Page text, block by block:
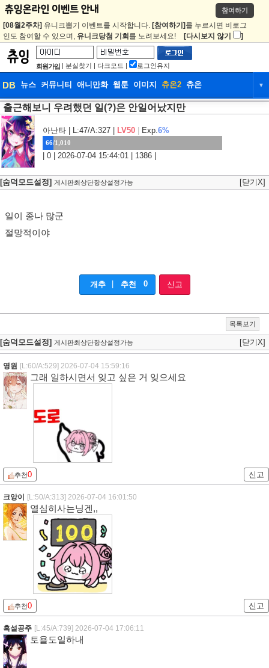
참여하기
[08월2주차] 유니크뽑기 이벤트를 시작합니다. [참여하기] 를 누르시면 비로그
인도 참여할 수 있으며, 유니크당첨 기회 를 노려보세요! [다시보지 않기 ]
회원가입 | 분실찾기 | 다크모드 | 로그인유지
DB 뉴스 커뮤니티 애니만화 웹툰 이미지 츄온2 츄온 ▼
DB 뉴스 커뮤니티
웹툰 이미지 츄온2
출근해보니 우려했던 일(?)은 안일어났지만
아난타 | L:47/A:327 | LV50 Exp.6%
66/1,010
| 0 | 2026-07-04 15:44:01 | 1386 |
[숨덕모드설정] 게시판최상단항상설정가능 [닫기X]
일이 종나 많군
절망적이야
개추 추천 0 신고
목록보기
[숨덕모드설정] 게시판최상단항상설정가능 [닫기X]
영원 [L:60/A:529] 2026-07-04 15:59:16
그래 일하시면서 잊고 싶은 거 잊으세요
추천0 신고
크앙이 [L:50/A:313] 2026-07-04 16:01:50
열심히사는닝겐,,
추천0 신고
흑설공주 [L:45/A:739] 2026-07-04 17:06:11
토욜도일하내